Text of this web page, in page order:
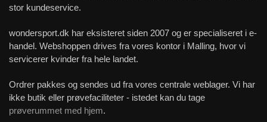
stor kundeservice.
wondersport.dk har eksisteret siden 2007 og er specialiseret i e-
handel. Webshoppen drives fra vores kontor i Malling, hvor vi
servicerer kvinder fra hele landet.
Ordrer pakkes og sendes ud fra vores centrale weblager. Vi har
ikke butik eller prøvefaciliteter - istedet kan du tage
prøverummet med hjem.